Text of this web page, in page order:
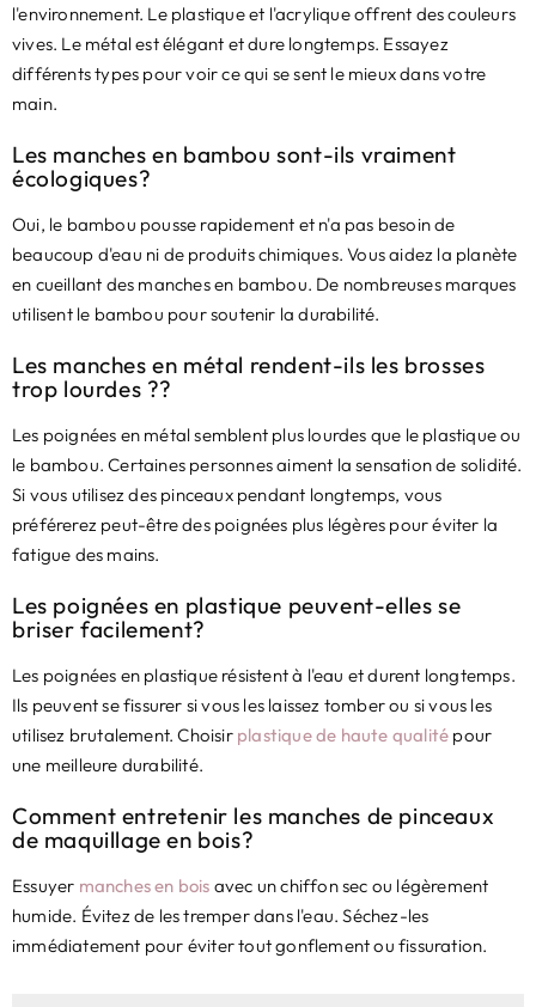
l'environnement. Le plastique et l'acrylique offrent des couleurs
vives. Le métal est élégant et dure longtemps. Essayez
différents types pour voir ce qui se sent le mieux dans votre
main.
Les manches en bambou sont-ils vraiment
écologiques?
Oui, le bambou pousse rapidement et n'a pas besoin de
beaucoup d'eau ni de produits chimiques. Vous aidez la planète
en cueillant des manches en bambou. De nombreuses marques
utilisent le bambou pour soutenir la durabilité.
Les manches en métal rendent-ils les brosses
trop lourdes ??
Les poignées en métal semblent plus lourdes que le plastique ou
le bambou. Certaines personnes aiment la sensation de solidité.
Si vous utilisez des pinceaux pendant longtemps, vous
préférerez peut-être des poignées plus légères pour éviter la
fatigue des mains.
Les poignées en plastique peuvent-elles se
briser facilement?
Les poignées en plastique résistent à l'eau et durent longtemps.
Ils peuvent se fissurer si vous les laissez tomber ou si vous les
utilisez brutalement. Choisir plastique de haute qualité pour
une meilleure durabilité.
Comment entretenir les manches de pinceaux
de maquillage en bois?
Essuyer manches en bois avec un chiffon sec ou légèrement
humide. Évitez de les tremper dans l'eau. Séchez-les
immédiatement pour éviter tout gonflement ou fissuration.